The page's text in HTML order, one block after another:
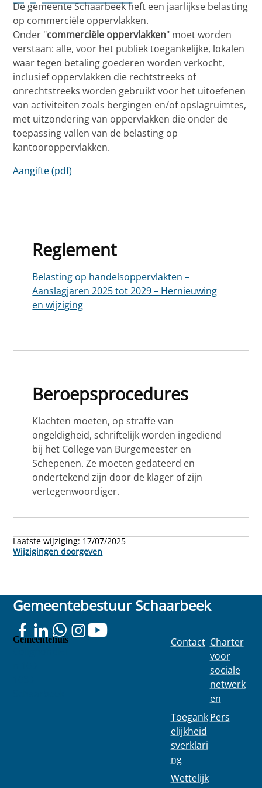
De gemeente Schaarbeek heft een jaarlijkse belasting
op commerciële oppervlakken.
Onder "commerciële oppervlakken" moet worden
verstaan: alle, voor het publiek toegankelijke, lokalen
waar tegen betaling goederen worden verkocht,
inclusief oppervlakken die rechtstreeks of
onrechtstreeks worden gebruikt voor het uitoefenen
van activiteiten zoals bergingen en/of opslagruimtes,
met uitzondering van oppervlakken die onder de
toepassing vallen van de belasting op
kantooroppervlakken.
Aangifte (pdf)
Reglement
Belasting op handelsoppervlakten –
Aanslagjaren 2025 tot 2029 – Hernieuwing
en wijziging
Beroepsprocedures
Klachten moeten, op straffe van
ongeldigheid, schriftelijk worden ingediend
bij het College van Burgemeester en
Schepenen. Ze moeten gedateerd en
ondertekend zijn door de klager of zijn
vertegenwoordiger.
Laatste wijziging: 17/07/2025
Wijzigingen doorgeven
Gemeentebestuur Schaarbeek
Gemeentehuis Contact
Toegank
elijkheid
sverklari
ng
Wettelijk
Charter
voor
sociale
netwerk
en
Pers